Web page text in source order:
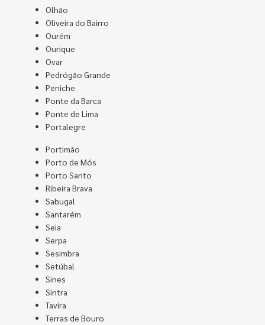
Olhão
Oliveira do Bairro
Ourém
Ourique
Ovar
Pedrógão Grande
Peniche
Ponte da Barca
Ponte de Lima
Portalegre
Portimão
Porto de Mós
Porto Santo
Ribeira Brava
Sabugal
Santarém
Seia
Serpa
Sesimbra
Setúbal
Sines
Sintra
Tavira
Terras de Bouro